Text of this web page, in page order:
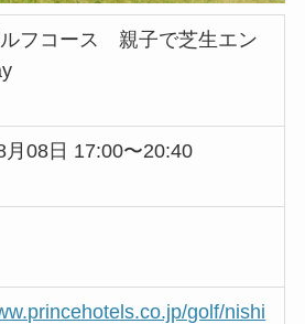
フコース 親子で芝生エン
月08日 17:00〜20:40
golf/nishi